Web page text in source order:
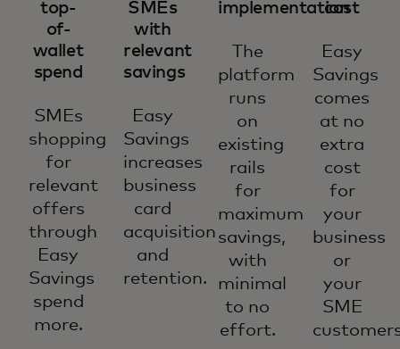
top-
of-
wallet
spend
SMEs
shopping
for
relevant
offers
through
Easy
Savings
spend
more.
SMEs
with
relevant
savings
Easy
Savings
increases
business
card
acquisition
and
retention.
implementation
The
platform
runs
on
existing
rails
for
maximum
savings,
with
minimal
to no
effort.
cost
Easy
Savings
comes
at no
extra
cost
for
your
business
or
your
SME